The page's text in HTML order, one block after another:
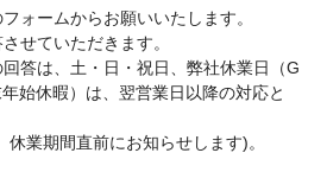
ォームからお願いいたします。
せていただきます。
答は、土・日・祝日、弊社休業日（G
始休暇）は、翌営業日以降の対応と
業期間直前にお知らせします)。